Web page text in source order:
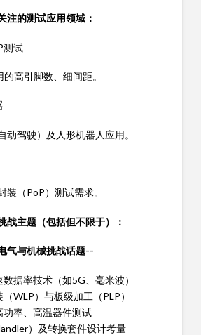
注的测试应用领域：
测试
高引脚数、细间距。
动驾驶）及人形机器人应用。
装（PoP）测试需求。
战主题（包括但不限于）：
气与机械挑战话题--
据率技术（如5G、毫米波）
WLP）与板级加工（PLP）
功率、高温器件测试
）及转换套件设计考量